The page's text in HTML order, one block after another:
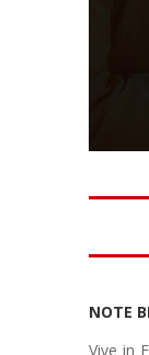
NOTE
Vive in